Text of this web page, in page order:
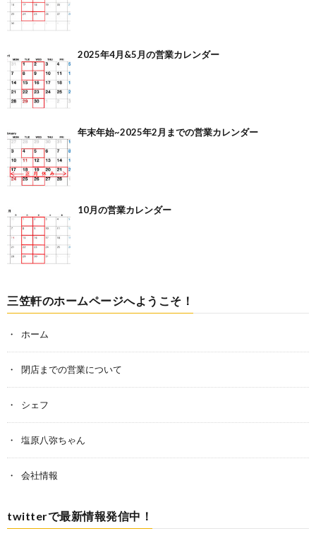
2025年4月&5月の営業カレンダー
年末年始~2025年2月までの営業カレンダー
10月の営業カレンダー
三笠軒のホームページへようこそ！
ホーム
閉店までの営業について
シェフ
塩原八弥ちゃん
会社情報
twitterで最新情報発信中！